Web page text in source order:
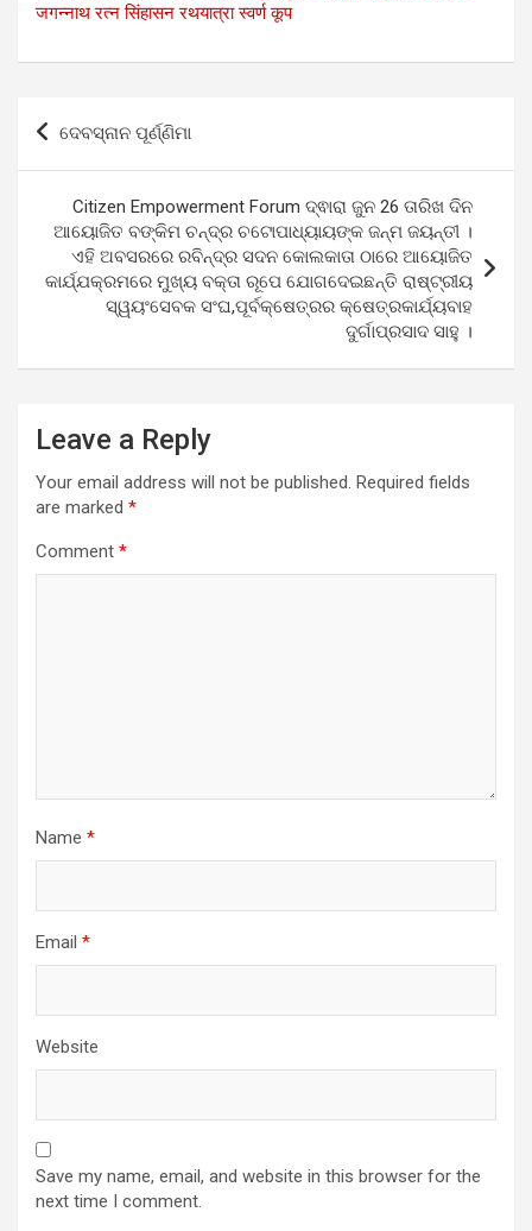
जगन्नाथ रत्न सिंहासन रथयात्रा स्वर्ण कूप
Post
navigation
ଦେବସ୍ନାନ ପୂର୍ଣ୍ଣିମା
Citizen Empowerment Forum ଦ୍ଵାରା ଜୁନ 26 ତାରିଖ ଦିନ
ଆୟୋଜିତ ବଙ୍କିମ ଚନ୍ଦ୍ର ଚଟୋପାଧ୍ୟାୟଙ୍କ ଜନ୍ମ ଜୟନ୍ତୀ ।
ଏହି ଅବସରରେ ରବିନ୍ଦ୍ର ସଦନ କୋଲକାତା ଠାରେ ଆୟୋଜିତ
କାର୍ଯ୍ଯକ୍ରମରେ ମୁଖ୍ୟ ବକ୍ତା ରୂପେ ଯୋଗଦେଇଛନ୍ତି ରାଷ୍ଟ୍ରୀୟ
ସ୍ୱୟଂସେବକ ସଂଘ,ପୂର୍ବକ୍ଷେତ୍ରର କ୍ଷେତ୍ରକାର୍ଯ୍ୟବାହ
ଦୁର୍ଗାପ୍ରସାଦ ସାହୁ ।
Leave a Reply
Your email address will not be published. Required fields
are marked *
Comment *
Name *
Email *
Website
Save my name, email, and website in this browser for the
next time I comment.